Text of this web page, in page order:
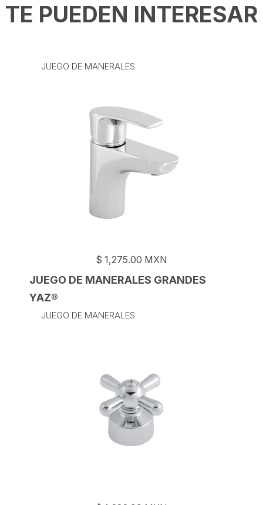
TE PUEDEN INTERESAR
JUEGO DE MANERALES
$ 1,275.00 MXN
JUEGO DE MANERALES GRANDES
YAZ®
JUEGO DE MANERALES